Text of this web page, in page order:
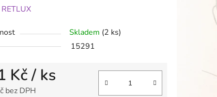
RETLUX
Skladem (2 ks)
15291
Kč/ ks
bez DPH